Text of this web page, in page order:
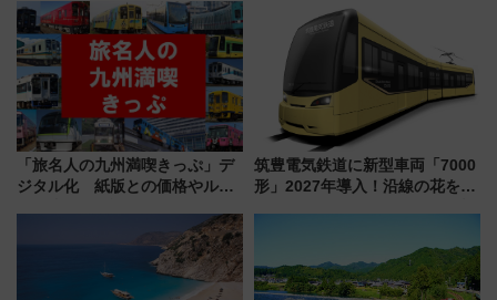
「旅名人の九州満喫きっぷ」デ
ジタル化 紙版との価格やルー
筑豊電気鉄道に新型車両「7000
形」2027年導入！沿線の花をイ